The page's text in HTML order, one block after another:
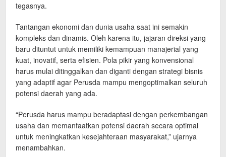
tegasnya.
Tantangan ekonomi dan dunia usaha saat ini semakin
kompleks dan dinamis. Oleh karena itu, jajaran direksi yang
baru dituntut untuk memiliki kemampuan manajerial yang
kuat, inovatif, serta efisien. Pola pikir yang konvensional
harus mulai ditinggalkan dan diganti dengan strategi bisnis
yang adaptif agar Perusda mampu mengoptimalkan seluruh
potensi daerah yang ada.
“Perusda harus mampu beradaptasi dengan perkembangan
usaha dan memanfaatkan potensi daerah secara optimal
untuk meningkatkan kesejahteraan masyarakat,” ujarnya
menambahkan.